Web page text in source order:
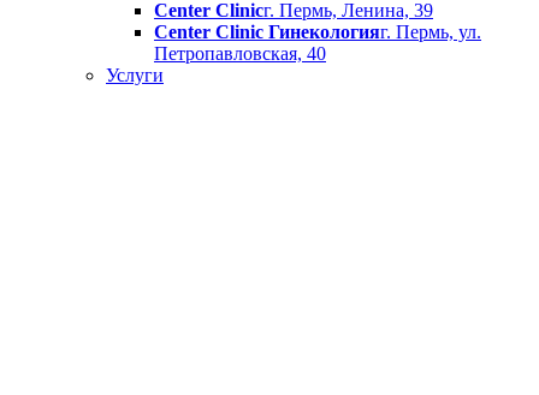
Center Clinicг. Пермь, Ленина, 39
Center Clinic Гинекологияг. Пермь, ул.
Петропавловская, 40
Услуги